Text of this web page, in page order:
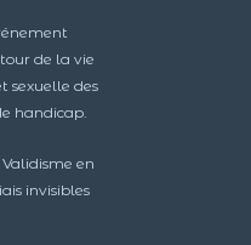
de la vie
sexuelle des
handicap.
en
invisibles